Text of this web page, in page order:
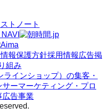
報保護方針採用情報 広告掲
組み
インショップ）の集客・
ーマーケティング・プロ
広告事業